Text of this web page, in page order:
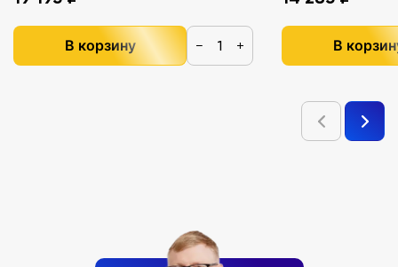
В корзину − + В